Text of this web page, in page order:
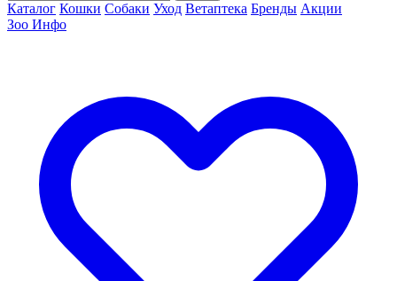
Каталог Кошки Собаки Уход Ветаптека Бренды Акции
Зоо Инфо